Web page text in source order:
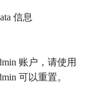
信息
账户，请使用
可以重置。